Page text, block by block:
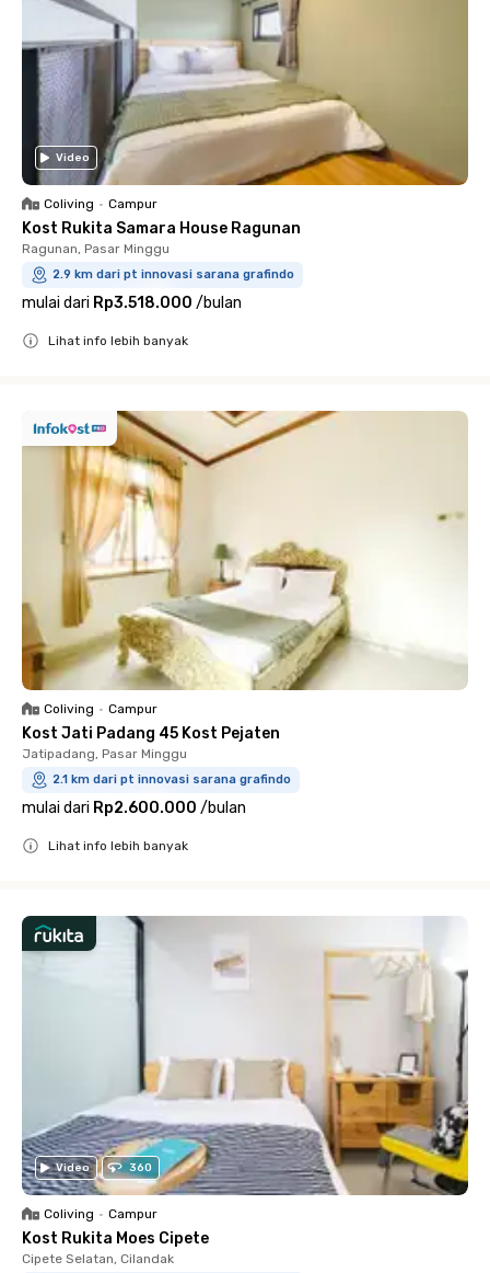
Video
Coliving • Campur
Kost Rukita Samara House Ragunan
Ragunan, Pasar Minggu
2.9 km dari pt innovasi sarana grafindo
mulai dari Rp3.518.000 /bulan
Lihat info lebih banyak
Coliving • Campur
Kost Jati Padang 45 Kost Pejaten
Jatipadang, Pasar Minggu
2.1 km dari pt innovasi sarana grafindo
mulai dari Rp2.600.000 /bulan
Lihat info lebih banyak
Video 360
Coliving • Campur
Kost Rukita Moes Cipete
Cipete Selatan, Cilandak